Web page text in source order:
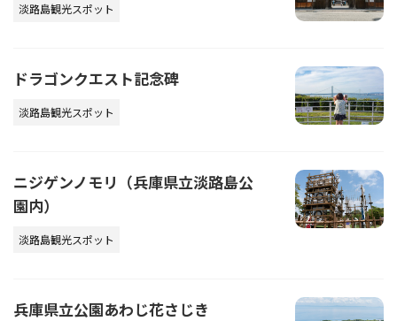
淡路島観光スポット
ドラゴンクエスト記念碑
淡路島観光スポット
ニジゲンノモリ（兵庫県立淡路島公
園内）
淡路島観光スポット
兵庫県立公園あわじ花さじき